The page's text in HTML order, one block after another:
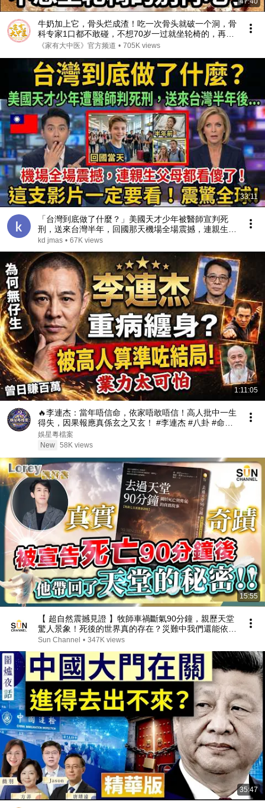
牛奶加上它，骨头烂成渣！吃一次骨头就破一个洞，骨
科专家1口都不敢碰，不想70岁一过就坐轮椅的，再喜
欢都要忌口！【家庭大医生】
《家有大中医》官方频道 • 705K views
33:11
「台灣到底做了什麼？」美國天才少年被醫師宣判死
刑，送來台灣半年，回國那天機場全場震撼，連親生父
母都看傻了！
kd jmas • 67K views
1:11:05
🔥李連杰：當年唔信命，依家唔敢唔信！高人批中一生
得失，因果報應真係玄之又玄！ #李連杰 #八卦 #命運
#批命 #玄學 #因果 #岑逸飛 #香港YouTube #爆料
娛星粵檔案
New 58K views
15:55
【 超自然震撼見證 】牧師車禍斷氣90分鐘，親歷天堂
驚人景象！死後的世界真的存在？災難中我們還能依靠
什麼？丨#261 好書推介《 去過天堂 90 分鐘 》｜
Sun Channel • 347K views
35:47